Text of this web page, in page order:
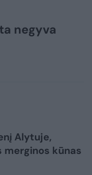
negyva
Alytuje,
merginos kūnas